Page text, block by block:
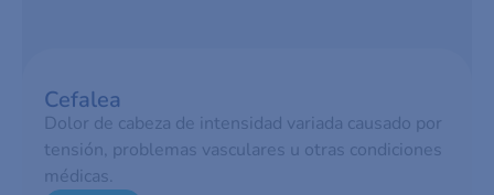
Cefalea
Dolor de cabeza de intensidad variada causado por
tensión, problemas vasculares u otras condiciones
médicas.